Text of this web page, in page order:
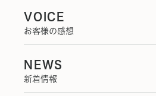
VOICE
お客様の感想
NEWS
新着情報